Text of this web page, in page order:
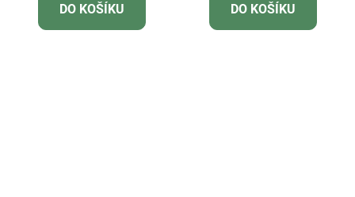
DO KOŠÍKU DO KOŠÍKU